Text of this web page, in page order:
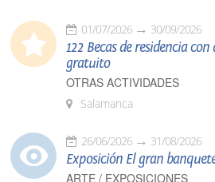
01/07/2026 30/09/2026
122 Becas de residencia
gratuito
OTRAS ACTIVIDADES
Salamanca
26/06/2026 31/08/2026
Exposición El gran
ARTE / EXPOSICIONES